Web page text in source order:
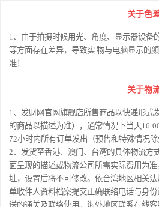
关于色
1、由于拍摄时候用光、角度、显示器设备
等方面存在差异，导致实 物与电脑显示的
准！
关于物
1、发财网官网旗舰店所售商品以快递形式
的商品以描述为准），通常情况下当天
72小时内所有订单发出（预售和特殊情况除
2、发货至香港、澳门、台湾的具体物流方
面呈现的描述或物流公司所需实际费用为
址，设置后将不可修改。依台湾地区相关
单收件人资料档案提交正确联络电话与身
送的通关及联络使用。海外地区联系在线客